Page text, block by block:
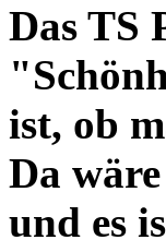
Das TS
ist, ob
Da
und es